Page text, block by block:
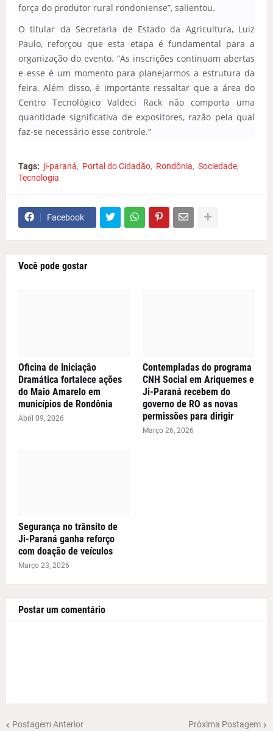
força do produtor rural rondoniense”, salientou.
O titular da Secretaria de Estado da Agricultura, Luiz
Paulo, reforçou que esta etapa é fundamental para a
organização do evento. “As inscrições continuam abertas
e esse é um momento para planejarmos a estrutura da
feira. Além disso, é importante ressaltar que a área do
Centro Tecnológico Valdeci Rack não comporta uma
quantidade significativa de expositores, razão pela qual
faz-se necessário esse controle.”
Tags: ji-paraná Portal do Cidadão Rondônia
Sociedade
Tecnologia
Facebook
Você pode gostar
Oficina de Iniciação
Dramática fortalece ações
do Maio Amarelo em
municípios de Rondônia
Abril 09, 2026
Contempladas do programa
CNH Social em Ariquemes e
Ji-Paraná recebem do
governo de RO as novas
permissões para dirigir
Março 26, 2026
Segurança no trânsito de
Ji-Paraná ganha reforço
com doação de veículos
Março 23, 2026
Postar um comentário
Postagem Anterior Próxima Postagem